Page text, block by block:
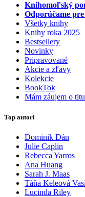
Knihomoľský
Odporúčame pre
Všetky knihy
Knihy roka 2025
Bestsellery
Novinky
Pripravované
Akcie a zľavy
Kolekcie
BookTok
Mám záujem o
Top autori
Dominik Dán
Julie Caplin
Rebecca Yarros
Ana Huang
Sarah J. Maas
Táňa Keleová
Lucinda Riley